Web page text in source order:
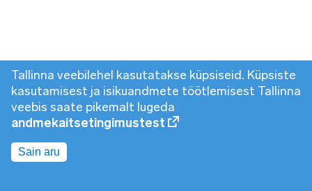
Tallinna veebilehel kasutatakse küpsiseid. Küpsiste
kasutamisest ja isikuandmete töötlemisest Tallinna
veebis saate pikemalt lugeda
andmekaitsetingimustest
Sain aru